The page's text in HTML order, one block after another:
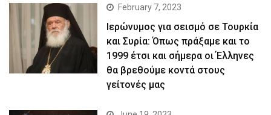
February 7, 2023
Ιερώνυμος για σεισμό σε Τουρκία
και Συρία: Όπως πράξαμε και το
1999 έτσι και σήμερα οι Έλληνες
θα βρεθούμε κοντά στους
γείτονές μας